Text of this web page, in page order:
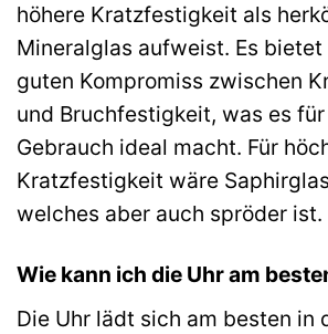
höhere Kratzfestigkeit als
Mineralglas aufweist. Es bietet
guten Kompromiss zwischen
und Bruchfestigkeit, was es
Gebrauch ideal macht. Für
Kratzfestigkeit wäre
welches aber auch spröder ist.
Wie kann ich die Uhr am
Die Uhr lädt sich am besten in